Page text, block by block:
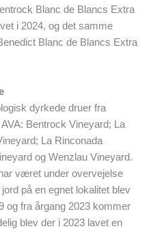
Blanc de Blancs Extra
i 2024, og det samme
Blanc de Blancs Extra
dyrkede druer fra
Bentrock Vineyard; La
La Rinconada
og Wenzlau Vineyard.
været under overvejelse
på en egnet lokalitet blev
og fra årgang 2023 kommer
blev der i 2023 lavet en